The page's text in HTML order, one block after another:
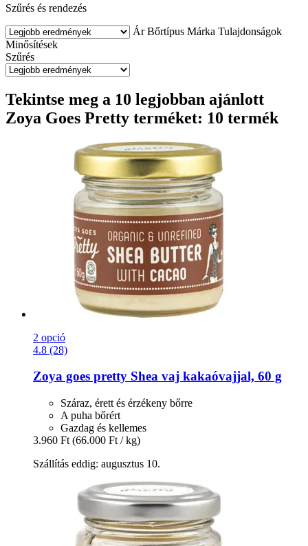
Szűrés és rendezés
Ár Bőrtípus Márka Tulajdonságok
Minősítések
Szűrés
Tekintse meg a 10 legjobban ajánlott
Zoya Goes Pretty terméket: 10 termék
2 opció
4.8 (28)
Zoya goes pretty Shea vaj kakaóvajjal, 60 g
Száraz, érett és érzékeny bőrre
A puha bőrért
Gazdag és kellemes
3.960 Ft (66.000 Ft / kg)
Szállítás eddig: augusztus 10.